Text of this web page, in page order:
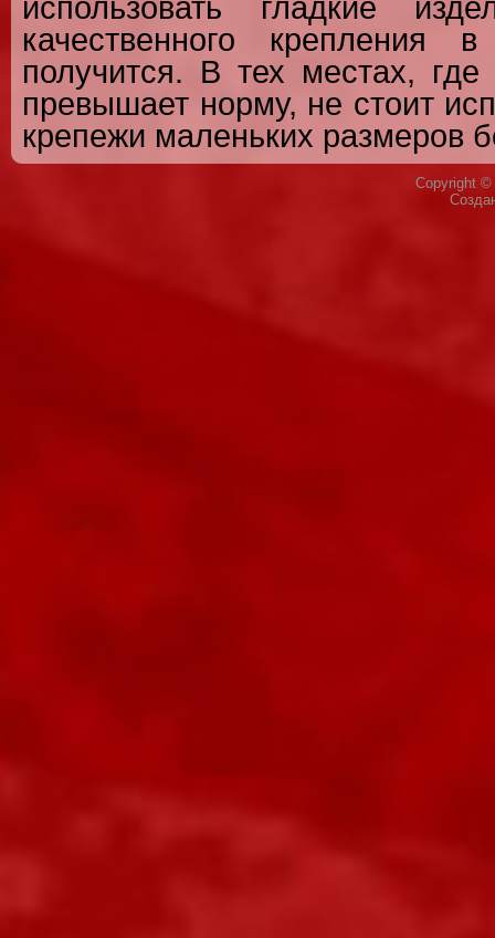
использовать гладкие
качественного
получится. В тех местах, где
превышает норму, не стоит
крепежи маленьких размеров
Copyright